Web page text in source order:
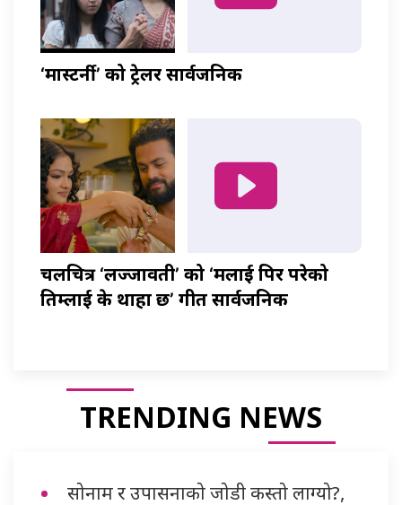
‘मास्टर्नी’ को ट्रेलर सार्वजनिक
चलचित्र ‘लज्जावती’ को ‘मलाई पिर परेको
तिम्लाई के थाहा छ’ गीत सार्वजनिक
TRENDING NEWS
सोनाम र उपासनाको जोडी कस्तो लाग्यो?,